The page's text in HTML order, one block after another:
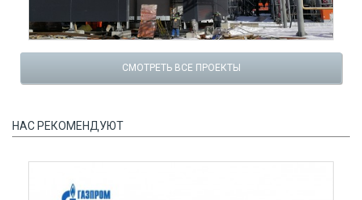
СМОТРЕТЬ ВСЕ ПРОЕКТЫ
НАС РЕКОМЕНДУЮТ